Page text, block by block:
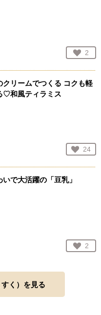
お気
2
人
クリームでつくる コクも軽
♡和風ティラミス
お気
24
人
で大活躍の「豆乳」
お気
2
人
く ）を見る